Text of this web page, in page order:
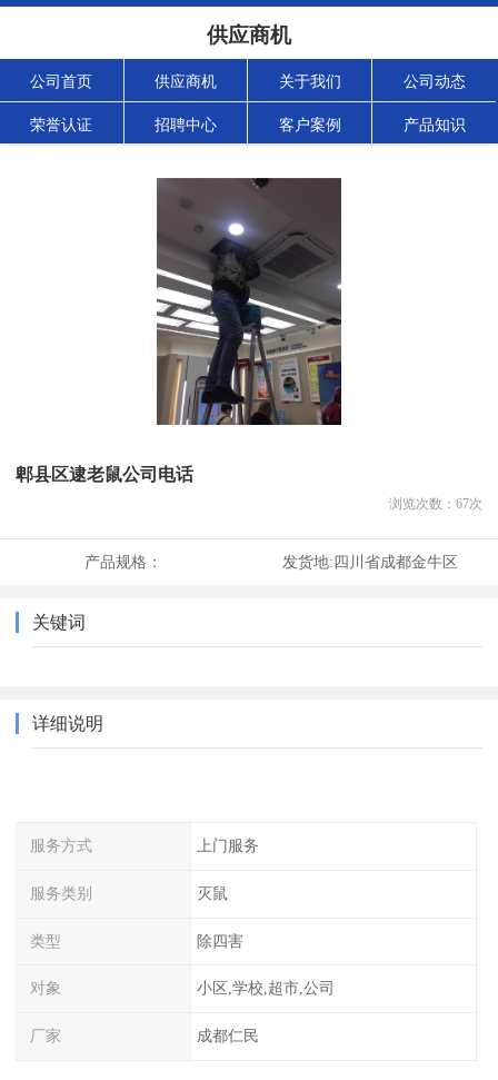
供应商机
公司首页 供应商机 关于我们 公司动态
荣誉认证 招聘中心 客户案例 产品知识
郫县区逮老鼠公司电话
浏览次数： 67次
产品规格： 发货地:四川省成都金牛区
关键词
详细说明
服务方式 上门服务
服务类别 灭鼠
类型 除四害
对象 小区,学校,超市,公司
厂家 成都仁民